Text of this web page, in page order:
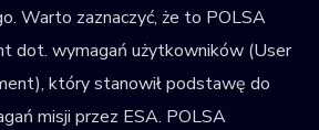
Warto zaznaczyć, że to POLSA
dot. wymagań użytkowników (User
który stanowił podstawę do
misji przez ESA. POLSA